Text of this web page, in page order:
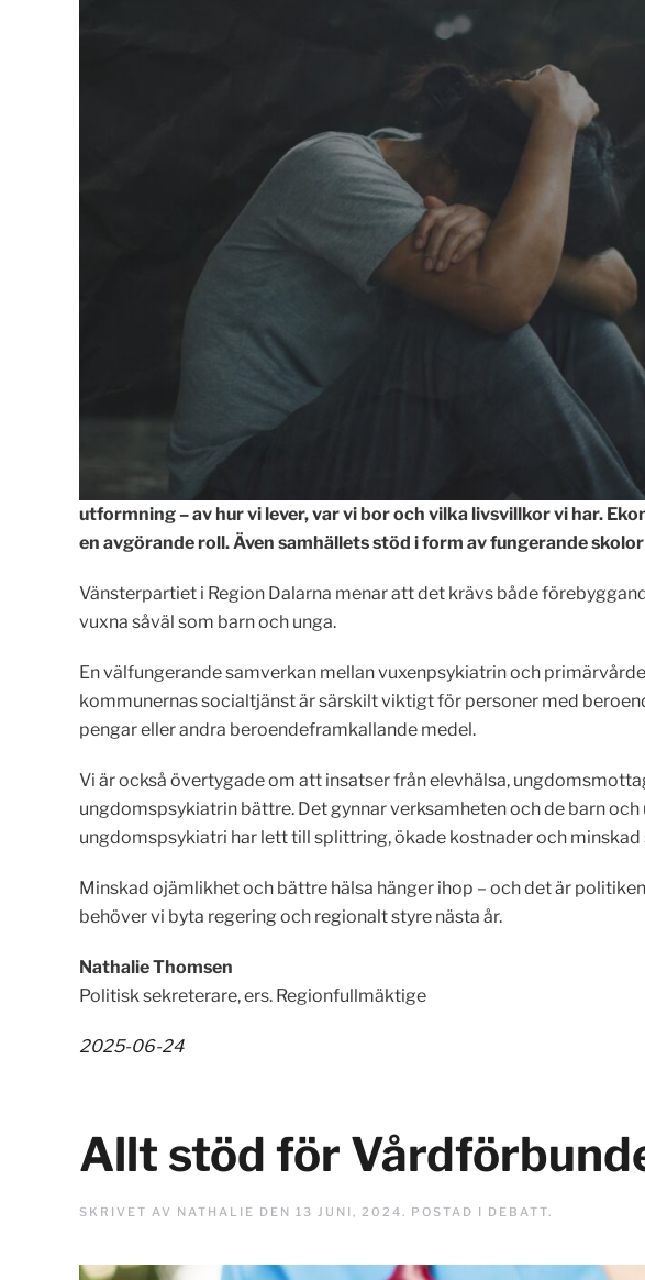
utformning – av hur vi lever, var vi bor och vilka livsvillkor vi har.
en avgörande roll. Även samhällets stöd i form av fungerande
Vänsterpartiet i Region Dalarna menar att det krävs både
vuxna såväl som barn och unga.
En välfungerande samverkan mellan vuxenpsykiatrin och
kommunernas socialtjänst är särskilt viktigt för personer med
pengar eller andra beroendeframkallande medel.
Vi är också övertygade om att insatser från elevhälsa,
ungdomspsykiatrin bättre. Det gynnar verksamheten och de barn
ungdomspsykiatri har lett till splittring, ökade kostnader och
Minskad ojämlikhet och bättre hälsa hänger ihop – och det är
behöver vi byta regering och regionalt styre nästa år.
Nathalie Thomsen
Politisk sekreterare, ers. Regionfullmäktige
2025-06-24
Allt stöd för
SKRIVET AV NATHALIE DEN 13 JUNI, 2024. POSTAD I DEBATT.